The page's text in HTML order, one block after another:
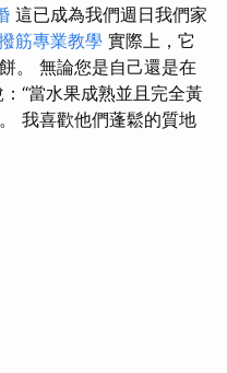
這已成為我們週日我們家
筋專業教學 實際上，它
。 無論您是自己還是在
“當水果成熟並且完全黃
我喜歡他們蓬鬆的質地